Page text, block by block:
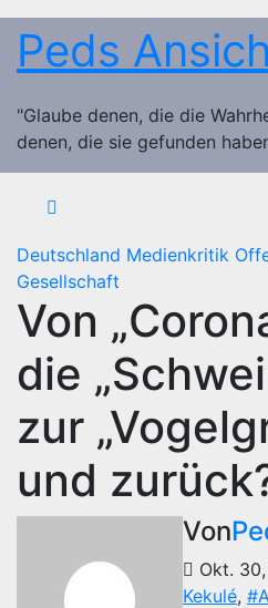
Zum
Inhalt
springen
Peds
"Glaube denen, die die
denen, die sie gefunden
Deutschland Medienkritik
Gesellschaft
Von
die
zur
und
Von
Okt.
Kekulé,